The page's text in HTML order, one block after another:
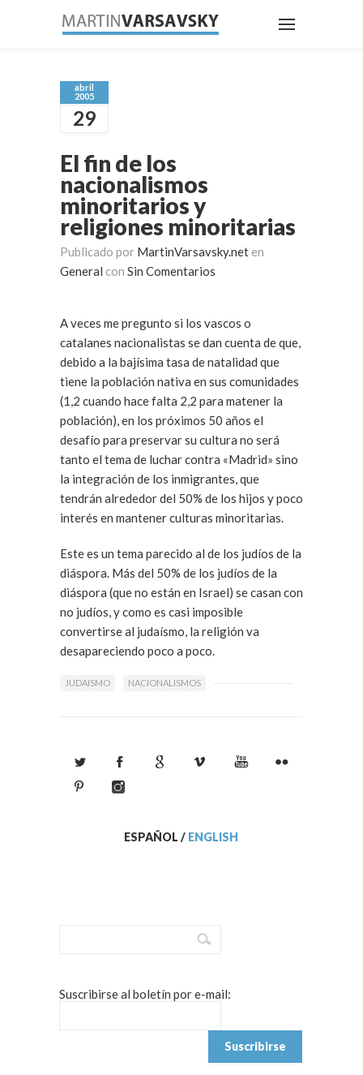
abril
2005
29
El fin de los
nacionalismos
minoritarios y
religiones minoritarias
Publicado por MartinVarsavsky.net en
General con Sin Comentarios
A veces me pregunto si los vascos o
catalanes nacionalistas se dan cuenta de que,
debido a la bajísima tasa de natalidad que
tiene la población nativa en sus comunidades
(1,2 cuando hace falta 2,2 para matener la
población), en los próximos 50 años el
desafío para preservar su cultura no será
tanto el tema de luchar contra «Madrid» sino
la integración de los inmigrantes, que
tendrán alrededor del 50% de los hijos y poco
interés en mantener culturas minoritarias.
Este es un tema parecido al de los judíos de la
diáspora. Más del 50% de los judíos de la
diáspora (que no están en Israel) se casan con
no judíos, y como es casi imposible
convertirse al judaísmo, la religión va
desapareciendo poco a poco.
JUDAISMO NACIONALISMOS
ESPAÑOL / ENGLISH
Suscribirse al boletín por e-mail: